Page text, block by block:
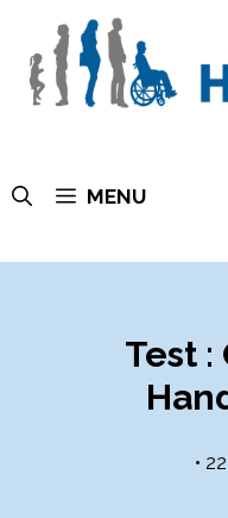
MENU
Test
•